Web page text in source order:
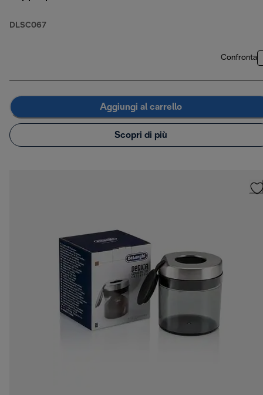
DLSC067
Confronta
Aggiungi al carrello
Scopri di più